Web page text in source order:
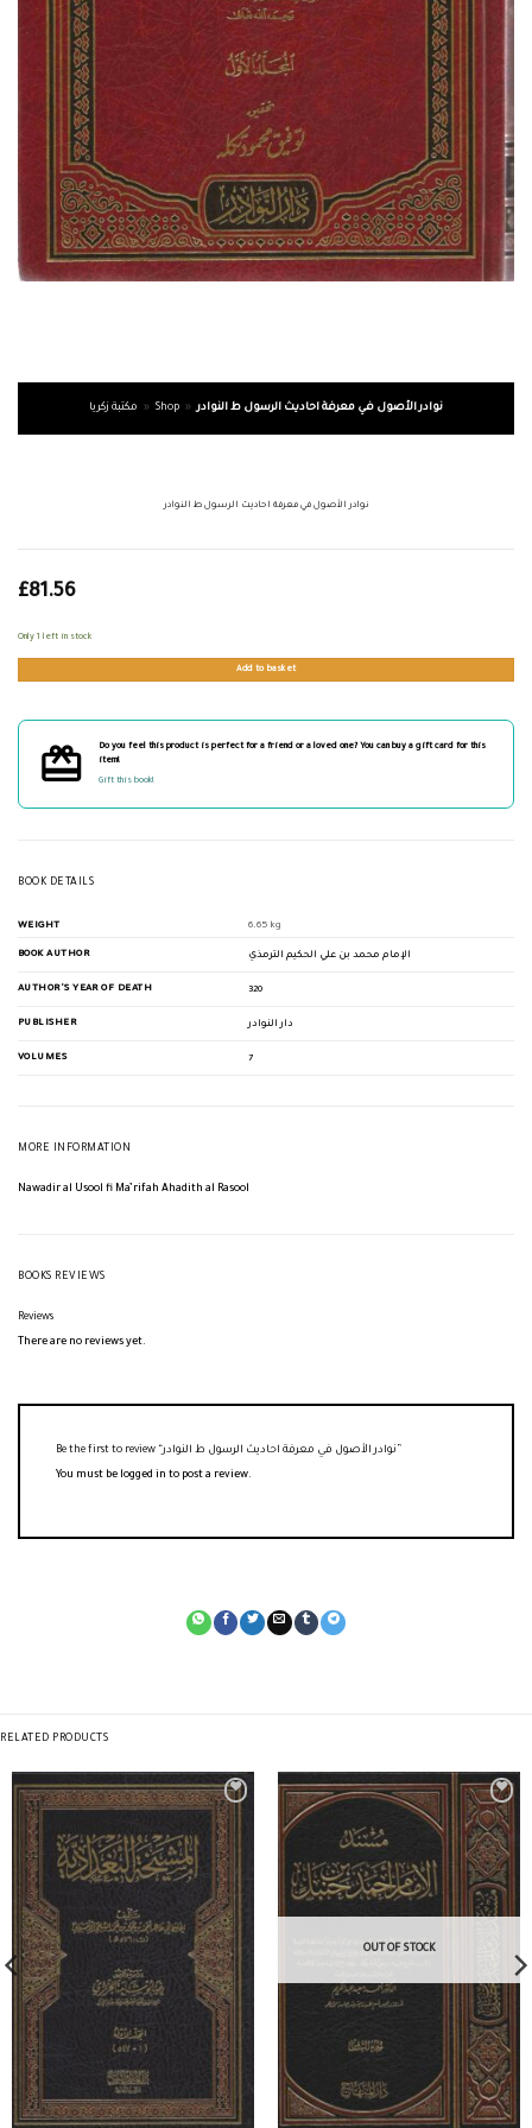
مكتبة زكريا » Shop » نوادر الأصول في معرفة احاديث الرسول ط النوادر
نوادر الأصول في معرفة احاديث الرسول ط النوادر
£81.56
Only 1 left in stock
Add to basket
Do you feel this product is perfect for a friend or a loved one? You can buy a gift card for this
item!
Gift this book!
BOOK DETAILS
WEIGHT 6.65 kg
BOOK AUTHOR الإمام محمد بن علي الحكيم الترمذي
AUTHOR'S YEAR OF DEATH 320
PUBLISHER دار النوادر
VOLUMES 7
MORE INFORMATION
Nawadir al Usool fi Ma’rifah Ahadith al Rasool
BOOKS REVIEWS
Reviews
There are no reviews yet.
You must be logged in to post a review.
RELATED PRODUCTS
OUT OF STOCK